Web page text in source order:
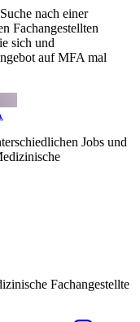
nach einer
Fachangestellten
sich und
auf MFA mal
Jobs und
Fachangestellte